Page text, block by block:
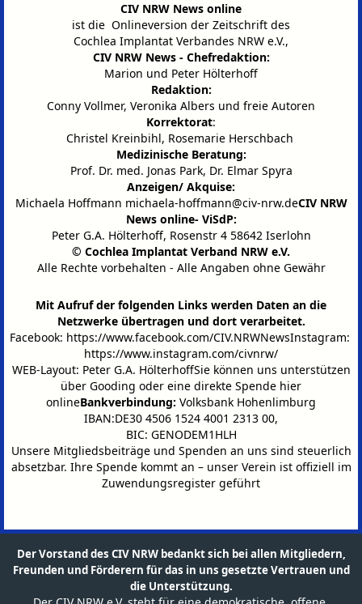
CIV NRW News online
ist die Onlineversion der Zeitschrift des
Cochlea Implantat Verbandes NRW e.V.,
CIV NRW News - Chefredaktion:
Marion und Peter Hölterhoff
Redaktion:
Conny Vollmer, Veronika Albers und freie Autoren
Korrektorat:
Christel Kreinbihl, Rosemarie Herschbach
Medizinische Beratung:
Prof. Dr. med. Jonas Park, Dr. Elmar Spyra
Anzeigen/ Akquise:
Michaela Hoffmann michaela-hoffmann@civ-nrw.deCIV NRW
News online- ViSdP:
Peter G.A. Hölterhoff, Rosenstr 4 58642 Iserlohn
© Cochlea Implantat Verband NRW e.V.
Alle Rechte vorbehalten - Alle Angaben ohne Gewähr
Mit Aufruf der folgenden Links werden Daten an die
Netzwerke übertragen und dort verarbeitet.
Facebook: https://www.facebook.com/CIV.NRWNewsInstagram:
https://www.instagram.com/civnrw/
WEB-Layout: Peter G.A. HölterhoffSie können uns unterstützen
über Gooding oder eine direkte Spende hier
onlineBankverbindung: Volksbank Hohenlimburg
IBAN:DE30 4506 1524 4001 2313 00,
BIC: GENODEM1HLH
Unsere Mitgliedsbeiträge und Spenden an uns sind steuerlich
absetzbar. Ihre Spende kommt an – unser Verein ist offiziell im
Zuwendungsregister geführt
Der Vorstand des CIV NRW bedankt sich bei allen Mitgliedern,
Freunden und Förderern für das in uns gesetzte Vertrauen und
die Unterstützung.